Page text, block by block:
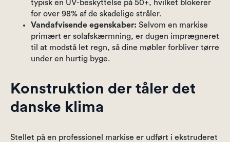
typisk en UV-beskyttelse på 50+, hvilket blokerer
for over 98% af de skadelige stråler.
Vandafvisende egenskaber: Selvom en markise
primært er solafskærmning, er dugen imprægneret
til at modstå let regn, så dine møbler forbliver tørre
under en hurtig byge.
Konstruktion der tåler det
danske klima
Stellet på en professionel markise er udført i ekstruderet